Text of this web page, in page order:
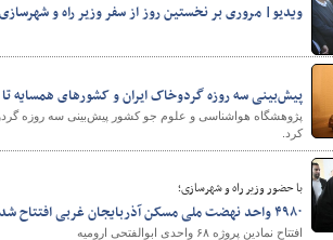
ویدیو| مروری بر نخستین روز از سفر وزیر راه و
پیش‌بینی سه روزه گردوخاک ایران و کشورهای همسایه تا روز ۲۷ اسفند سال جاری
کرد.
با حضور وزیر راه و شهرسازی؛
۴۹۸۰ واحد نهضت ملی مسکن آذربایجان غربی افتتاح شد
افتتاح نمادین پروژه ۶۸ واحدی ابوالفتحی ارومیه